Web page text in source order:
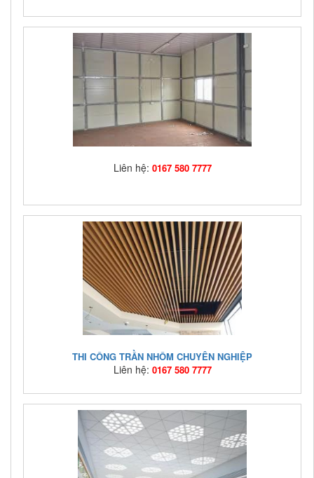
Mã hàng:TN-LI
Giá bán:Liên hệ: 0167 580 7777
Liên hệ: 0167 580 7777
TẤM TIÊU ÂM BOZAN
Liên hệ: 0167 580 7777
THI CÔNG TRẦN NHÔM CHUYÊN NGHIỆP
Liên hệ: 0167 580 7777
Mã hàng:TN02
Liên hệ: 0167 580 7777